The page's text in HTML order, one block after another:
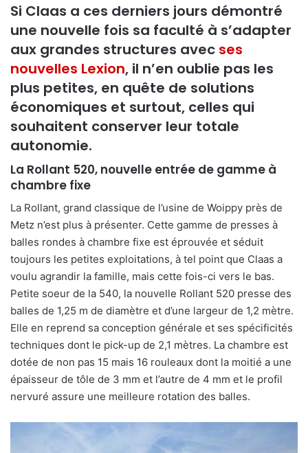
Si Claas a ces derniers jours démontré
une nouvelle fois sa faculté à s’adapter
aux grandes structures avec ses
nouvelles Lexion, il n’en oublie pas les
plus petites, en quête de solutions
économiques et surtout, celles qui
souhaitent conserver leur totale
autonomie.
La Rollant 520, nouvelle entrée de gamme à
chambre fixe
La Rollant, grand classique de l’usine de Woippy près de
Metz n’est plus à présenter. Cette gamme de presses à
balles rondes à chambre fixe est éprouvée et séduit
toujours les petites exploitations, à tel point que Claas a
voulu agrandir la famille, mais cette fois-ci vers le bas.
Petite soeur de la 540, la nouvelle Rollant 520 presse des
balles de 1,25 m de diamètre et d’une largeur de 1,2 mètre.
Elle en reprend sa conception générale et ses spécificités
techniques dont le pick-up de 2,1 mètres. La chambre est
dotée de non pas 15 mais 16 rouleaux dont la moitié a une
épaisseur de tôle de 3 mm et l’autre de 4 mm et le profil
nervuré assure une meilleure rotation des balles.